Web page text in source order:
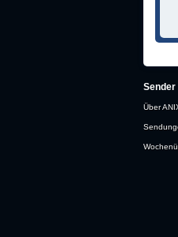
Sender
Über